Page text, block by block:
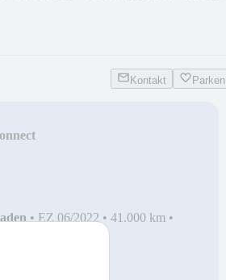
Kontakt Parken
• EZ 06/2022 • 41.000 km •